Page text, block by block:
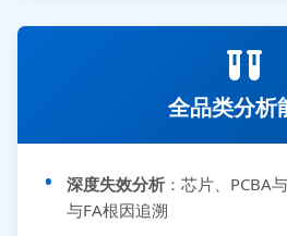
全品类分析
深度失效分析 ：芯片、PCBA
与FA根因追溯